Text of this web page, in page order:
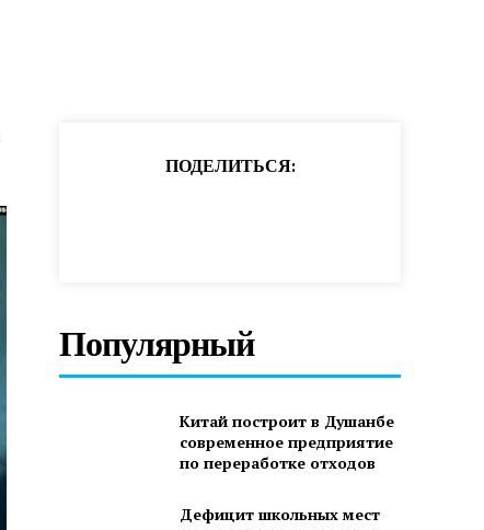
ПОДЕЛИТЬСЯ:
Популярный
Китай построит в Душанбе
современное предприятие
по переработке отходов
Дефицит школьных мест